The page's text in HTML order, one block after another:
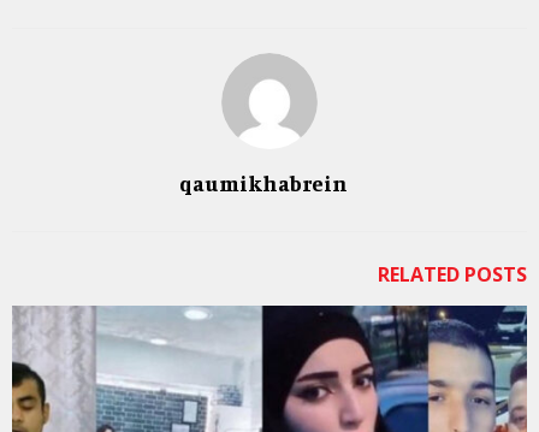
qaumikhabrein
RELATED POSTS